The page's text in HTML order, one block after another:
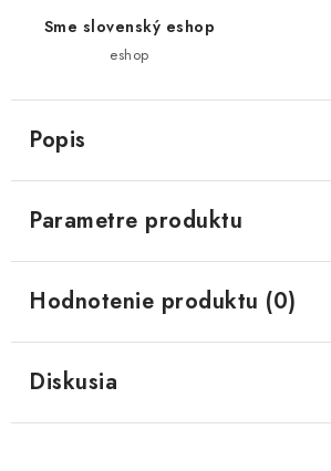
Sme slovenský eshop
eshop
Popis
Parametre produktu
Hodnotenie produktu (0)
Diskusia